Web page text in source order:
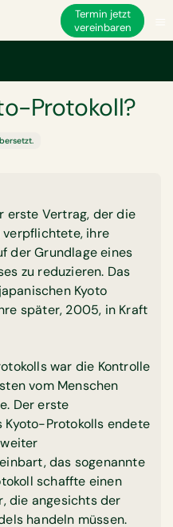
Termin jetzt
vereinbaren
Protokoll?
erste Vertrag, der die
verpflichtete, ihre
der Grundlage eines
zu reduzieren. Das
Kyoto
später, 2005, in Kraft
war die Kontrolle
vom Menschen
Der erste
Protokolls endete
das sogenannte
schaffte einen
die angesichts der
handeln müssen.